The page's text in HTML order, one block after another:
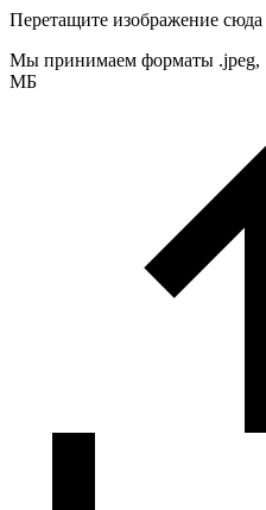
Перетащите изображение
Мы принимаем форматы .jpeg,
МБ